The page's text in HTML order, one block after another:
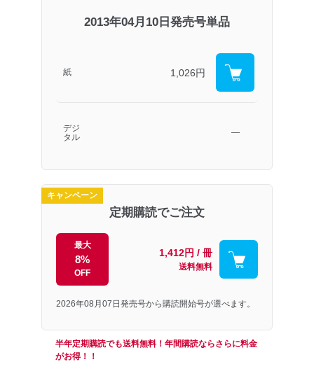
2013年04月10日発売号単品
紙 1,026円
デジ
タル
―
キャンペーン
定期購読でご注文
最大
8%
OFF
1,412円 / 冊
送料無料
2026年08月07日発売号から購読開始号が選べます。
半年定期購読でも送料無料！年間購読ならさらに料金
がお得！！